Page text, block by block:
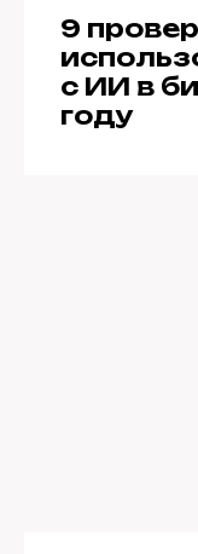
9
с ИИ в
году